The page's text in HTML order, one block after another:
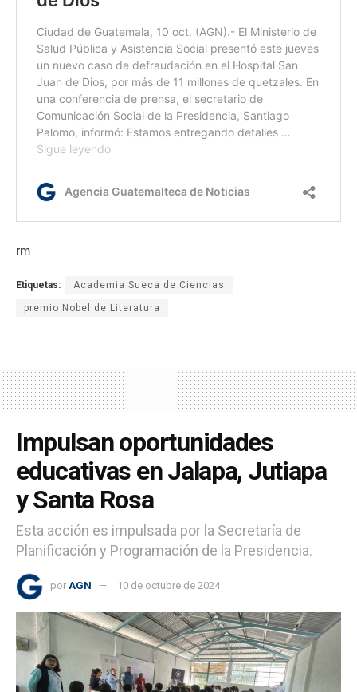
rm
Etiquetas: Academia Sueca de Ciencias
premio Nobel de Literatura
Impulsan oportunidades
educativas en Jalapa, Jutiapa
y Santa Rosa
Esta acción es impulsada por la Secretaría de
Planificación y Programación de la Presidencia.
por AGN 10 de octubre de 2024